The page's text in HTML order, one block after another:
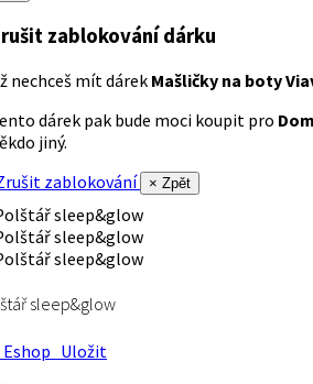
zablokování dárku
nechceš mít dárek Mašličky na boty
dárek pak bude moci koupit pro
jiný.
zablokování
× Zpět
sleep&glow
Uložit